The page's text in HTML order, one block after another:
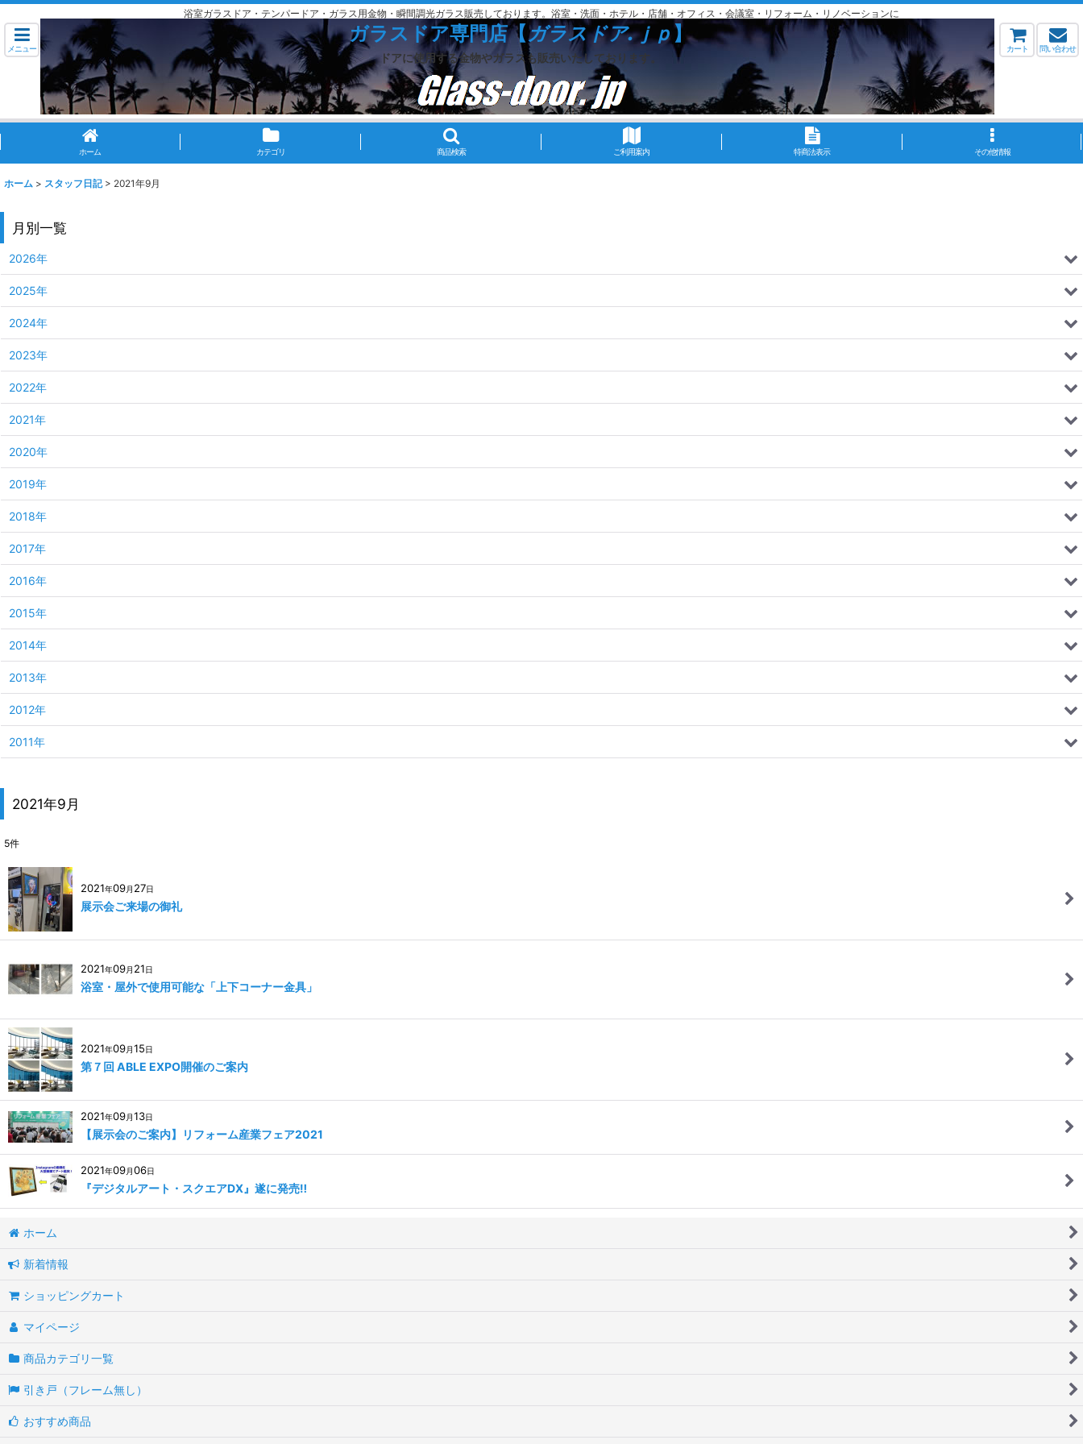
浴室ガラスドア・テンパードア・ガラス用金物・瞬間調光ガラス販売しております。浴室・洗面・ホテル・店舗・オフィス・会議室・リフォーム・リノベーションに
メニュー
ガラスドア専門店【ガラスドア.ｊｐ】
ドアに使用する金物やガラスも販売いたしております。
カート 問い合わせ
ホーム カテゴリ 商品検索 ご利用案内 特商法表示 その他情報
ホーム > スタッフ日記 > 2021年9月
2021年9月
5件
2021年09月 27日
展示会ご来場の御礼
2021年09月 21日
浴室・屋外で使用可能な「上下コーナー金具」
2021年09月15日
第７回 ABLE EXPO開催のご案内
2021年09月13日
【展示会のご案内】リフォーム産業フェア2021
2021年09月06日
『デジタルアート・スクエアDX』遂に発売‼
月別一覧
2026年
2025年
2024年
2023年
2022年
2021年
2020年
2019年
2018年
2017年
2016年
2015年
2014年
2013年
2012年
2011年
ホーム
新着情報
ショッピングカート
マイページ
商品カテゴリ一覧
引き戸（フレーム無し）
おすすめ商品